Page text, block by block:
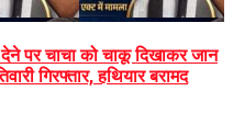
पर चाचा को चाकू दिखाकर जान
गिरफ्तार, हथियार बरामद